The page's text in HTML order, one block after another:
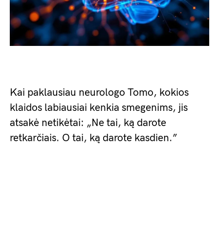
Kai paklausiau neurologo Tomo, kokios
klaidos labiausiai kenkia smegenims, jis
atsakė netikėtai: „Ne tai, ką darote
retkarčiais. O tai, ką darote kasdien.”